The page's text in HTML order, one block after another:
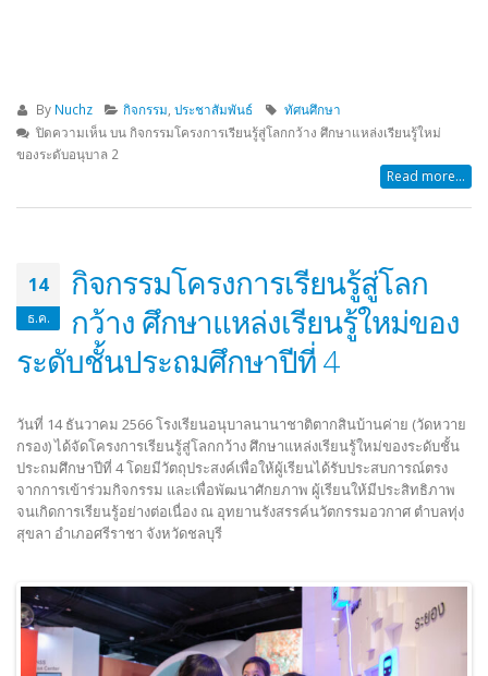
By Nuchz กิจกรรม,ประชาสัมพันธ์
ทัศนศึกษา
ปิดความเห็นบน กิจกรรมโครงการเรียนรู้สู่โลกกว้าง ศึกษาแหล่งเรียนรู้ใหม่
ของระดับอนุบาล 2
Read more...
14
ธ.ค.
กิจกรรมโครงการเรียนรู้สู่โลก
กว้าง ศึกษาแหล่งเรียนรู้ใหม่ของ
ระดับชั้นประถมศึกษาปีที่ 4
วันที่ 14 ธันวาคม 2566 โรงเรียนอนุบาลนานาชาติตากสินบ้านค่าย (วัดหวาย
กรอง) ได้จัดโครงการเรียนรู้สู่โลกกว้าง ศึกษาแหล่งเรียนรู้ใหม่ของระดับชั้น
ประถมศึกษาปีที่ 4 โดยมีวัตถุประสงค์เพื่อให้ผู้เรียนได้รับประสบการณ์ตรง
จากการเข้าร่วมกิจกรรม และเพื่อพัฒนาศักยภาพ ผู้เรียนให้มีประสิทธิภาพ
จนเกิดการเรียนรู้อย่างต่อเนื่อง ณ อุทยานรังสรรค์นวัตกรรมอวกาศ ตำบลทุ่ง
สุขลา อำเภอศรีราชา จังหวัดชลบุรี